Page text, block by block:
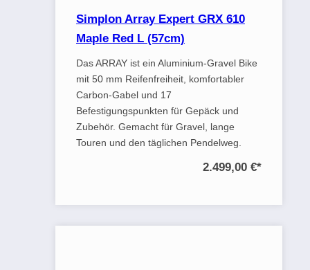
Simplon Array Expert GRX 610
Maple Red L (57cm)
Das ARRAY ist ein Aluminium-Gravel Bike
mit 50 mm Reifenfreiheit, komfortabler
Carbon-Gabel und 17
Befestigungspunkten für Gepäck und
Zubehör. Gemacht für Gravel, lange
Touren und den täglichen Pendelweg.
2.499,00 €*